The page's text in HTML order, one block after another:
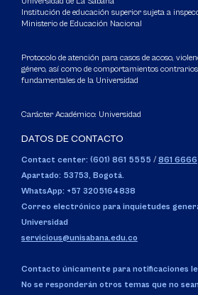
Institución de educación superior sujeta a
Ministerio de Educación Nacional
Protocolo de atención para casos de acoso,
género, así como de comportamientos
fundamentales de la Universidad
Carácter Académico: Universidad
DATOS DE CONTACTO
Contact center: (601) 861 5555 / 861 6666
Apartado: 53753, Bogotá.
WhatsApp: +57 3205164838
Correo electrónico para inquietudes
Universidad
servicious@unisabana.edu.co
Contacto únicamente para notificaciones
No se responderán otros temas que no